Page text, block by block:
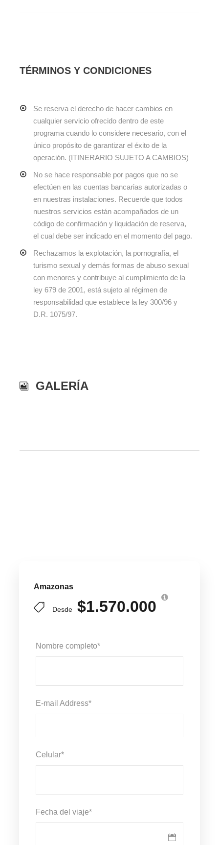
Amazonas
Desde $1.570.000
Nombre completo*
E-mail Address*
Celular*
Fecha del viaje*
TÉRMINOS Y CONDICIONES
Se reserva el derecho de hacer cambios en
cualquier servicio ofrecido dentro de este
programa cuando lo considere necesario, con el
único propósito de garantizar el éxito de la
operación. (ITINERARIO SUJETO A CAMBIOS)
No se hace responsable por pagos que no se
efectúen en las cuentas bancarias autorizadas o
en nuestras instalaciones. Recuerde que todos
nuestros servicios están acompañados de un
código de confirmación y liquidación de reserva,
el cual debe ser indicado en el momento del pago.
Rechazamos la explotación, la pornografía, el
turismo sexual y demás formas de abuso sexual
con menores y contribuye al cumplimiento de la
ley 679 de 2001, está sujeto al régimen de
responsabilidad que establece la ley 300/96 y
D.R. 1075/97.
GALERÍA